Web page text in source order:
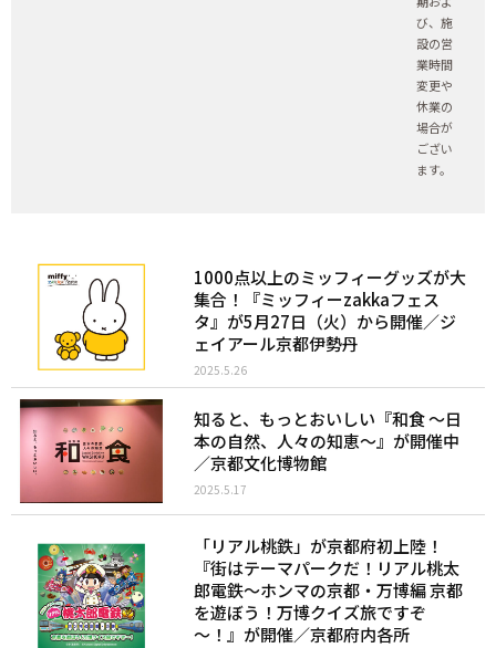
び、施
設の営
業時間
変更や
休業の
場合が
ござい
ます。
1000点以上のミッフィーグッズが大
集合！『ミッフィーzakkaフェス
タ』が5月27日（火）から開催／ジ
ェイアール京都伊勢丹
2025.5.26
知ると、もっとおいしい『和食 〜日
本の自然、人々の知恵〜』が開催中
／京都文化博物館
2025.5.17
「リアル桃鉄」が京都府初上陸！
『街はテーマパークだ！リアル桃太
郎電鉄～ホンマの京都・万博編 京都
を遊ぼう！万博クイズ旅ですぞ
～！』が開催／京都府内各所